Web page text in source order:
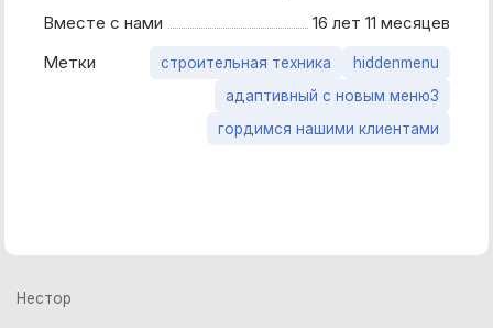
Вместе с нами
16 лет 11 месяцев
Метки
строительная техника
hiddenmenu
адаптивный с новым меню3
гордимся нашими клиентами
Нестор